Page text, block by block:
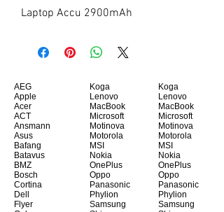
Laptop Accu 2900mAh
AEG
Apple
Acer
ACT
Ansmann
Asus
Bafang
Batavus
BMZ
Bosch
Cortina
Dell
Flyer
Koga
Lenovo
MacBook
Microsoft
Motinova
Motorola
MSI
Nokia
OnePlus
Oppo
Panasonic
Phylion
Samsung
Koga
Lenovo
MacBook
Microsoft
Motinova
Motorola
MSI
Nokia
OnePlus
Oppo
Panasonic
Phylion
Samsung